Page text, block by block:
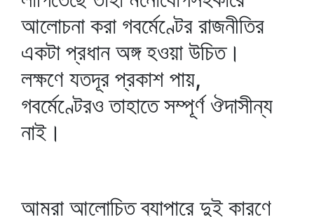
আলোচনা করা গবর্মেণ্টের রাজনীতির
একটা প্রধান অঙ্গ হওয়া উচিত।
লক্ষণে যতদূর প্রকাশ পায়,
গবর্মেণ্টেরও তাহাতে সম্পূর্ণ ঔদাসীন্য
নাই।
আমরা আলোচিত ব্যাপারে দুই কারণে